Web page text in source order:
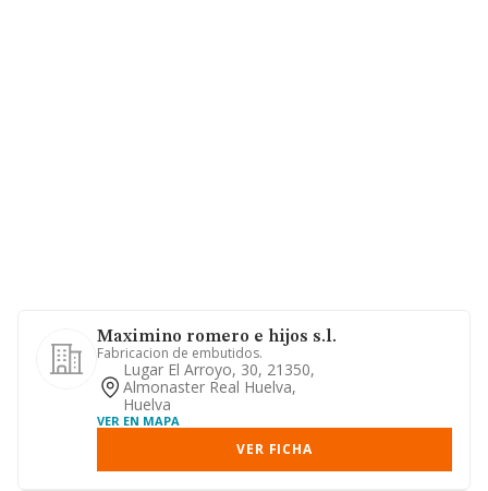
Maximino romero e hijos s.l.
Fabricacion de embutidos.
Lugar El Arroyo, 30, 21350,
Almonaster Real Huelva,
Huelva
VER EN MAPA
VER FICHA